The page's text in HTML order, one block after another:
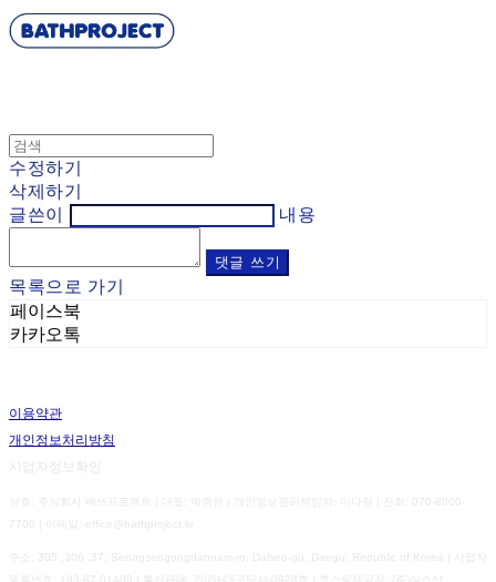
수정하기
삭제하기
글쓴이
내용
댓글 쓰기
목록으로 가기
페이스북
카카오톡
이용약관
개인정보처리방침
사업자정보확인
상호: 주식회사 배쓰프로젝트 | 대표: 박종원 | 개인정보관리책임자: 이다정 | 전화: 070-8800-
7700 | 이메일: office@bathproject.kr
주소: 305 ,306 ,37, Seongseogongdannam-ro, Dalseo-gu, Daegu, Republic of Korea | 사업자
193-87-01409 2020-대구달서-0928호 | 호스팅제공자: (주)식스샵